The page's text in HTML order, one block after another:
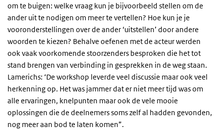
om te buigen: welke vraag kun je bijvoorbeeld stellen om de
ander uit te nodigen om meer te vertellen? Hoe kun je je
vooronderstellingen over de ander ‘uitstellen’ door andere
woorden te kiezen? Behalve oefenen met de acteur werden
ook vaak voorkomende stoorzenders besproken die het tot
stand brengen van verbinding in gesprekken in de weg staan.
Lamerichs: ‘De workshop leverde veel discussie maar ook veel
herkenning op. Het was jammer dat er niet meer tijd was om
alle ervaringen, knelpunten maar ook de vele mooie
oplossingen die de deelnemers soms zelf al hadden gevonden,
nog meer aan bod te laten komen”.